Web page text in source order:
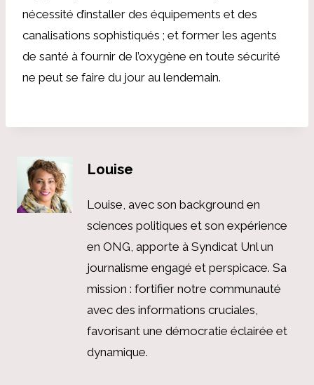
nécessité d’installer des équipements et des
canalisations sophistiqués ; et former les agents
de santé à fournir de l’oxygène en toute sécurité
ne peut se faire du jour au lendemain.
Louise
Louise, avec son background en
sciences politiques et son expérience
en ONG, apporte à Syndicat Unl un
journalisme engagé et perspicace. Sa
mission : fortifier notre communauté
avec des informations cruciales,
favorisant une démocratie éclairée et
dynamique.